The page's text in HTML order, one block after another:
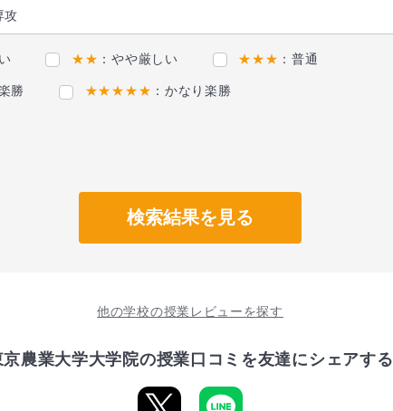
★★ ：やや厳しい ★★★ ：普通
勝 ★★★★★ ：かなり楽勝
検索結果を見る
他の学校の授業レビューを探す
京農業大学大学院の授業口コミを友達にシェアする